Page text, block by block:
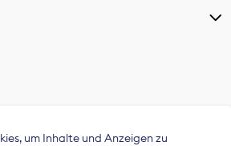
um Inhalte und Anzeigen zu